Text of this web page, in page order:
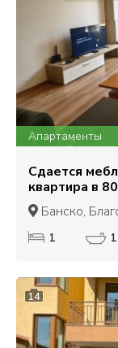
Апартаменты
Сдается
квартира в
Банско,
1 1
14